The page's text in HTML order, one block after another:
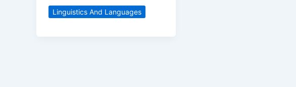
Linguistics And Languages